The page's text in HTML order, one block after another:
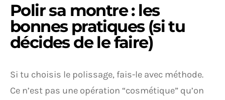
Polir sa montre : les
bonnes pratiques (si tu
décides de le faire)
Si tu choisis le polissage, fais-le avec méthode.
Ce n’est pas une opération “cosmétique” qu’on